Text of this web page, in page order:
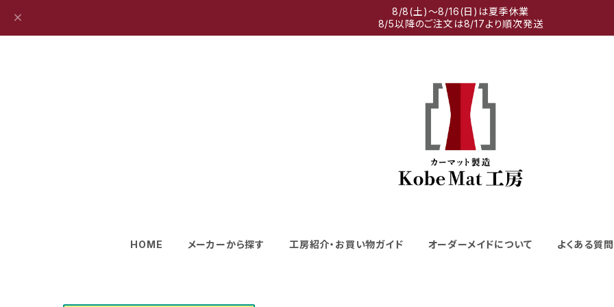
8/8(土)～8/16(日)は夏季休業
8/5以降のご注文は8/17より順次発送
HOME メーカーから探す 工房紹介・お買い物ガイド オーダーメイドについて よくある質問